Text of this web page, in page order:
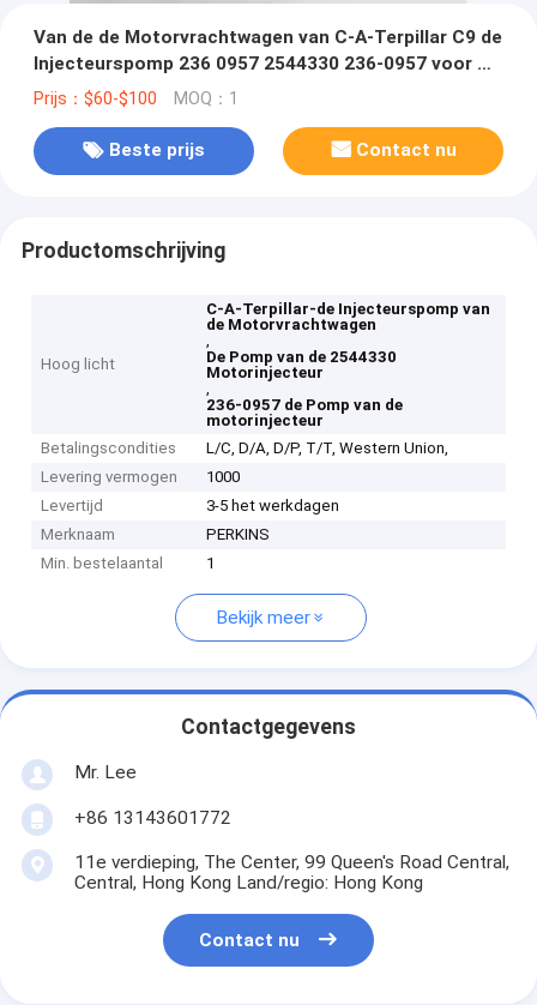
Van de de Motorvrachtwagen van C-A-Terpillar C9 de
Injecteurspomp 236 0957 2544330 236-0957 voor C-
A-T System
Prijs：$60-$100 MOQ：1
Beste prijs Contact nu
Productomschrijving
Hoog licht
C-A-Terpillar-de Injecteurspomp van
de Motorvrachtwagen
,
De Pomp van de 2544330
Motorinjecteur
,
236-0957 de Pomp van de
motorinjecteur
Betalingscondities
L/C, D/A, D/P, T/T, Western Union,
Levering vermogen
1000
Levertijd
3-5 het werkdagen
Merknaam
PERKINS
Min. bestelaantal
1
Bekijk meer
Contactgegevens
Mr. Lee
+86 13143601772
11e verdieping, The Center, 99 Queen's Road Central,
Central, Hong Kong Land/regio: Hong Kong
Contact nu